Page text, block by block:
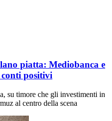
piatta: Mediobanca e
positivi
su timore che gli investimenti in
al centro della scena